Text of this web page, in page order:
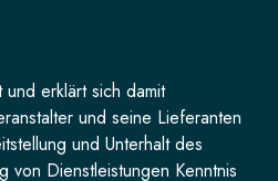
erklärt sich damit
und seine Lieferanten
und Unterhalt des
von Dienstleistungen Kenntnis